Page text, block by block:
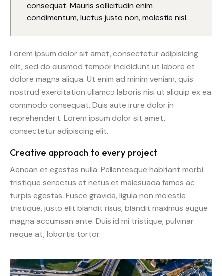
consequat. Mauris sollicitudin enim
condimentum, luctus justo non, molestie nisl.
Lorem ipsum dolor sit amet, consectetur adipisicing
elit, sed do eiusmod tempor incididunt ut labore et
dolore magna aliqua. Ut enim ad minim veniam, quis
nostrud exercitation ullamco laboris nisi ut aliquip ex ea
commodo consequat. Duis aute irure dolor in
reprehenderit. Lorem ipsum dolor sit amet,
consectetur adipiscing elit.
Creative approach to every project
Aenean et egestas nulla. Pellentesque habitant morbi
tristique senectus et netus et malesuada fames ac
turpis egestas. Fusce gravida, ligula non molestie
tristique, justo elit blandit risus, blandit maximus augue
magna accumsan ante. Duis id mi tristique, pulvinar
neque at, lobortis tortor.